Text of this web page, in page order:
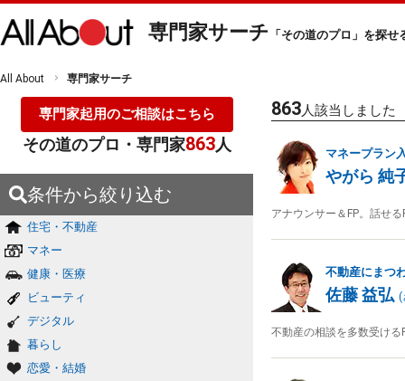
専門家サーチ 「その道のプロ」を探せ
All About 専門家サーチ
専門家起用のご相談はこちら
その道のプロ・専門家863人
条件から絞り込む
住宅・不動産
マネー
健康・医療
ビューティ
デジタル
暮らし
恋愛・結婚
863人該当しました
マネープラン
やがら 純
アナウンサー＆FP。話せ
不動産にまつ
佐藤 益弘 (
不動産の相談を多数受け